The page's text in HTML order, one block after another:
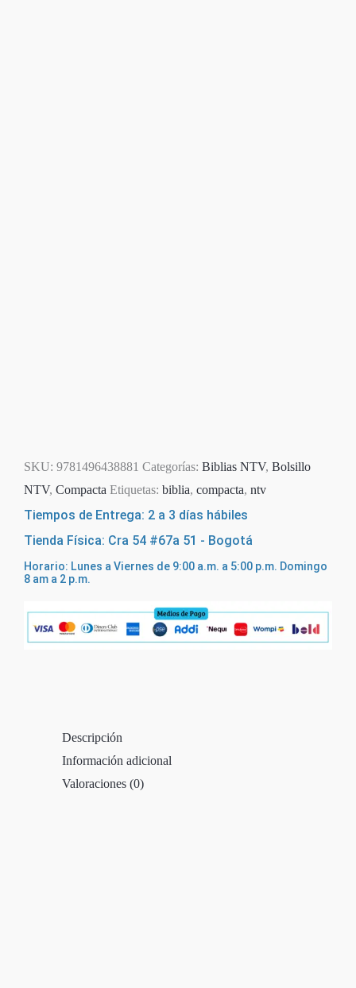
SKU: 9781496438881 Categorías: Biblias NTV, Bolsillo
NTV, Compacta Etiquetas: biblia, compacta, ntv
Tiempos de Entrega: 2 a 3 días hábiles
Tienda Física: Cra 54 #67a 51 - Bogotá
Horario: Lunes a Viernes de 9:00 a.m. a 5:00 p.m. Domingo
8 am a 2 p.m.
Descripción
Información adicional
Valoraciones (0)